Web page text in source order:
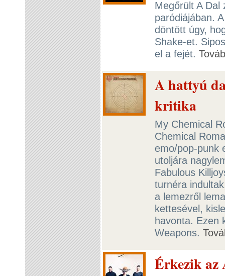
Megőrült A Dal
paródiájában.
döntött úgy,
Shake-et.
el a fejét.
A hattyú
kritika
My Chemical
Chemical
emo/pop-punk
utoljára
Fabulous
turnéra
a lemezről
kettesével,
havonta. Ezen
Weapons.
Érkezik az